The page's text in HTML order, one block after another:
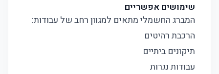
שימושים אפשריים
המברג החשמלי מתאים למגוון רחב של עבודות:
הרכבת רהיטים
תיקונים ביתיים
עבודות נגרות